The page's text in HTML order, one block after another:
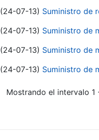
(24-07-13) Suministro de
(24-07-13) Suministro de
(24-07-13) Suministro de
(24-07-13) Suministro de
Mostrando el intervalo 1